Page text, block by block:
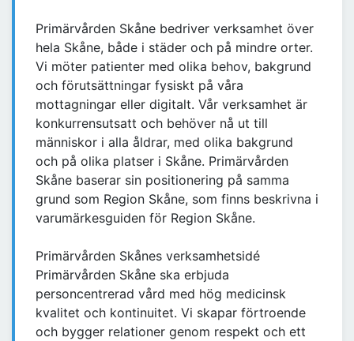
Primärvården Skåne bedriver verksamhet över
hela Skåne, både i städer och på mindre orter.
Vi möter patienter med olika behov, bakgrund
och förutsättningar fysiskt på våra
mottagningar eller digitalt. Vår verksamhet är
konkurrensutsatt och behöver nå ut till
människor i alla åldrar, med olika bakgrund
och på olika platser i Skåne. Primärvården
Skåne baserar sin positionering på samma
grund som Region Skåne, som finns beskrivna i
varumärkesguiden för Region Skåne.
Primärvården Skånes verksamhetsidé
Primärvården Skåne ska erbjuda
personcentrerad vård med hög medicinsk
kvalitet och kontinuitet. Vi skapar förtroende
och bygger relationer genom respekt och ett